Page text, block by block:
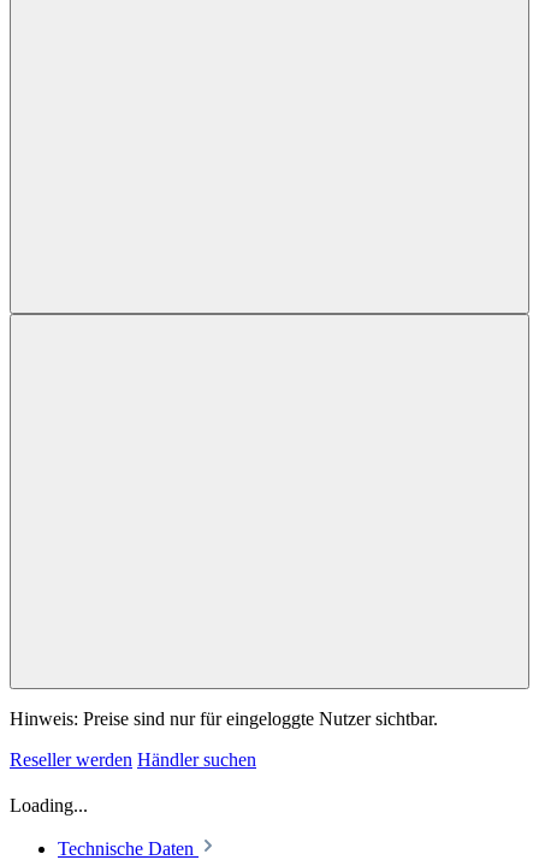
Hinweis: Preise sind nur für eingeloggte Nutzer sichtbar.
Reseller werden Händler suchen
Loading...
Technische Daten